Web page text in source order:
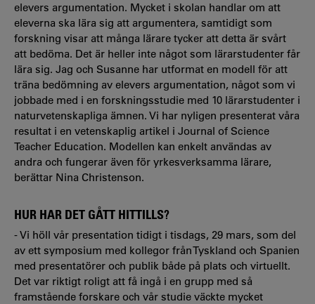
elevers argumentation. Mycket i skolan handlar om att
eleverna ska lära sig att argumentera, samtidigt som
forskning visar att många lärare tycker att detta är svårt
att bedöma. Det är heller inte något som lärarstudenter får
lära sig. Jag och Susanne har utformat en modell för att
träna bedömning av elevers argumentation, något som vi
jobbade med i en forskningsstudie med 10 lärarstudenter i
naturvetenskapliga ämnen. Vi har nyligen presenterat våra
resultat i en vetenskaplig artikel i Journal of Science
Teacher Education. Modellen kan enkelt användas av
andra och fungerar även för yrkesverksamma lärare,
berättar Nina Christenson.
HUR HAR DET GÅTT HITTILLS?
- Vi höll vår presentation tidigt i tisdags, 29 mars, som del
av ett symposium med kollegor från Tyskland och Spanien
med presentatörer och publik både på plats och virtuellt.
Det var riktigt roligt att få ingå i en grupp med så
framstående forskare och vår studie väckte mycket